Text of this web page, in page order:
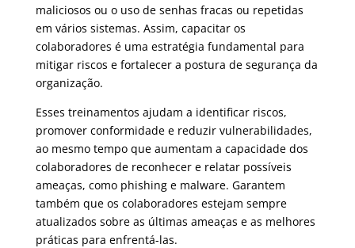
maliciosos ou o uso de senhas fracas ou repetidas
em vários sistemas. Assim, capacitar os
colaboradores é uma estratégia fundamental para
mitigar riscos e fortalecer a postura de segurança da
organização.
Esses treinamentos ajudam a identificar riscos,
promover conformidade e reduzir vulnerabilidades,
ao mesmo tempo que aumentam a capacidade dos
colaboradores de reconhecer e relatar possíveis
ameaças, como phishing e malware. Garantem
também que os colaboradores estejam sempre
atualizados sobre as últimas ameaças e as melhores
práticas para enfrentá-las.